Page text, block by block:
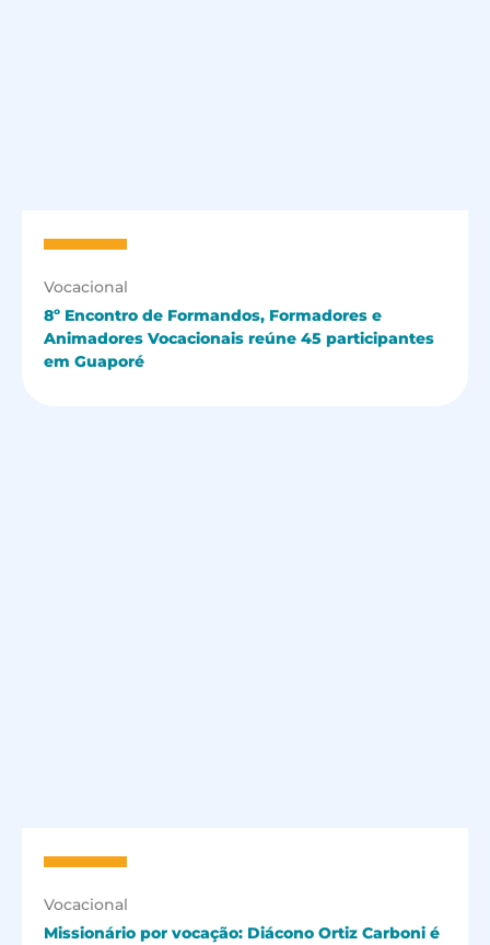
Vocacional
8º Encontro de Formandos, Formadores e
Animadores Vocacionais reúne 45 participantes
em Guaporé
Vocacional
Missionário por vocação: Diácono Ortiz Carboni é